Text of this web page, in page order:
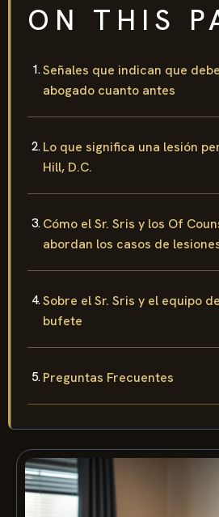
ON THIS
Señales que indican que
abogado cuanto antes
Lo que significa una lesión
Hill, D.C.
Cómo el Sr. Sris y los Of
abordan los casos de
Sobre el Sr. Sris y el equipo
bufete
Preguntas Frecuentes